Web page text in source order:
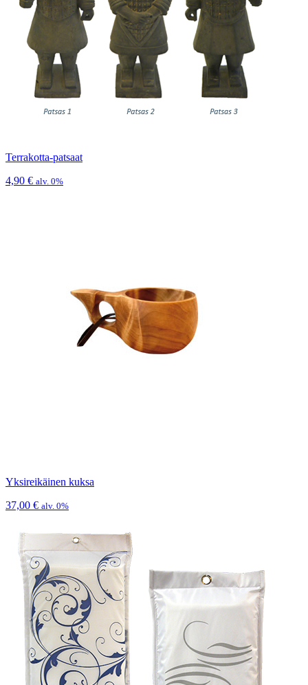
Terrakotta-patsaat
4,90 € alv. 0%
Yksireikäinen kuksa
37,00 € alv. 0%